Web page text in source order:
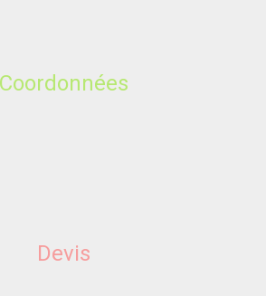
Coordonnées
Devis